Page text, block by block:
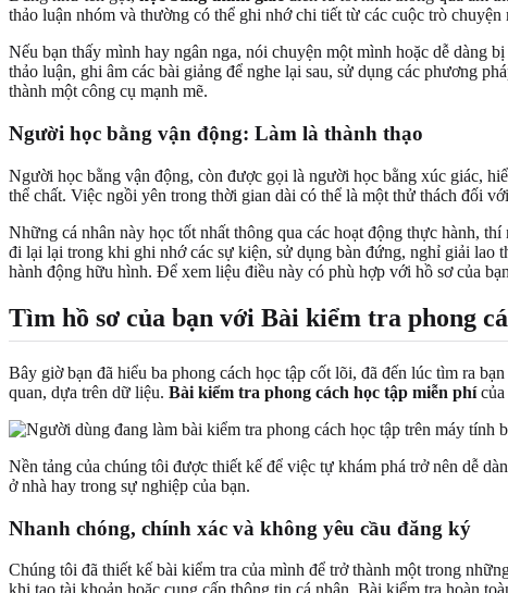
thảo luận nhóm và thường có thể ghi nhớ chi tiết từ các cuộc trò
Nếu bạn thấy mình hay ngân nga, nói chuyện một mình hoặc dễ dàng
thảo luận, ghi âm các bài giảng để nghe lại sau, sử dụng các phương
thành một công cụ mạnh mẽ.
Người học bằng vận động: Làm là thành thạo
Người học bằng vận động, còn được gọi là người học bằng xúc giác,
thể chất. Việc ngồi yên trong thời gian dài có thể là một thử thách đối
Những cá nhân này học tốt nhất thông qua các hoạt động thực hành,
đi lại lại trong khi ghi nhớ các sự kiện, sử dụng bàn đứng, nghỉ giải lao
hành động hữu hình. Để xem liệu điều này có phù hợp với hồ sơ của
Tìm hồ sơ của bạn với Bài kiểm tra phong
Bây giờ bạn đã hiểu ba phong cách học tập cốt lõi, đã đến lúc tìm ra
quan, dựa trên dữ liệu. Bài kiểm tra phong cách học tập miễn phícủa
Nền tảng của chúng tôi được thiết kế để việc tự khám phá trở nên dễ
ở nhà hay trong sự nghiệp của bạn.
Nhanh chóng, chính xác và không yêu cầu đăng ký
Chúng tôi đã thiết kế bài kiểm tra của mình để trở thành một trong